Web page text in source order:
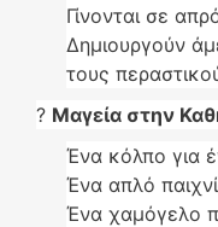
Γίνονται σε
Δημιουργούν
τους
? Μαγεία στην
Ένα κόλπο για
Ένα απλό
Ένα χαμόγελο